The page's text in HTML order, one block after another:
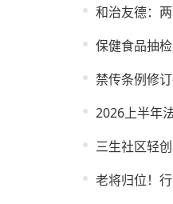
和治友德：
保健食品抽
禁传条例修
2026上半年
三生社区轻
老将归位！